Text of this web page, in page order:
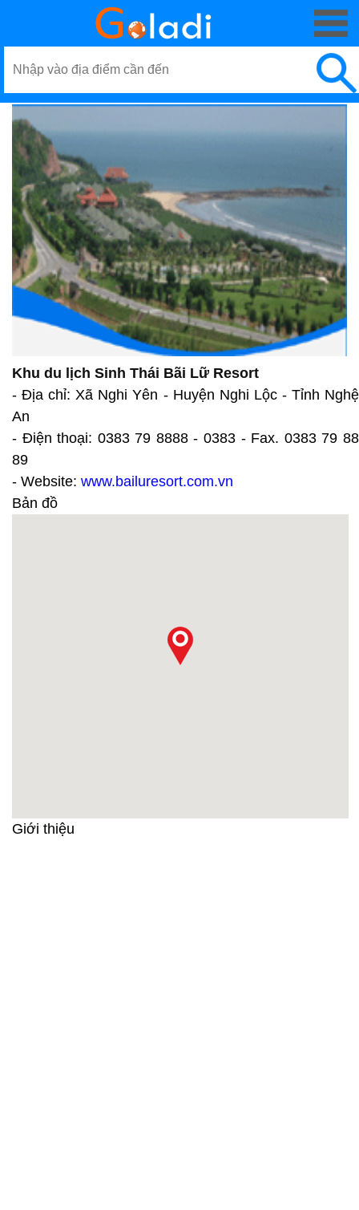
Khu du lịch Sinh Thái Bãi Lữ Resort
- Địa chỉ: Xã Nghi Yên - Huyện Nghi Lộc - Tỉnh Nghệ
An
- Điện thoại: 0383 79 8888 - 0383 - Fax. 0383 79 88
89
- Website: www.bailuresort.com.vn
Bản đồ
Giới thiệu